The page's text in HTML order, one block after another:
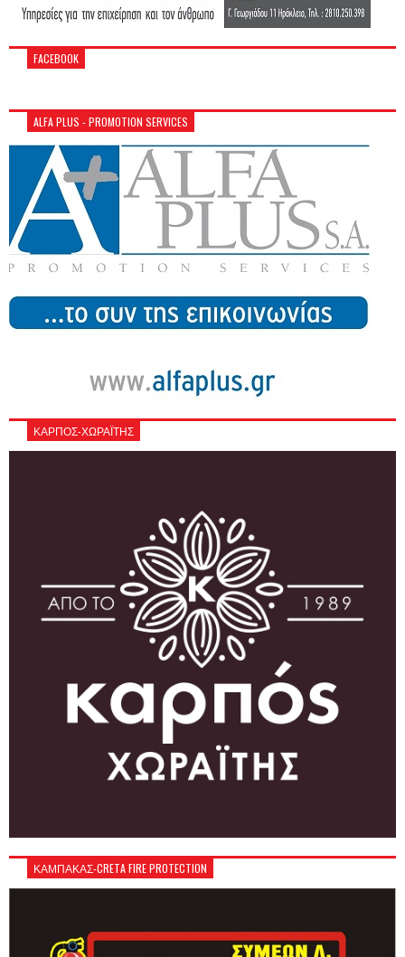
FACEBOOK
ALFA PLUS - PROMOTION SERVICES
ΚΑΡΠΟΣ-ΧΩΡΑΪΤΗΣ
ΚΑΜΠΑΚΑΣ-CRETA FIRE PROTECTION